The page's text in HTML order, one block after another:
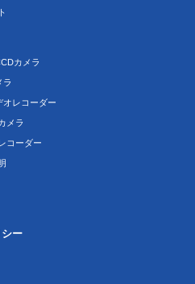
カメラ
ラ
オレコーダー
メラ
コーダー
ー